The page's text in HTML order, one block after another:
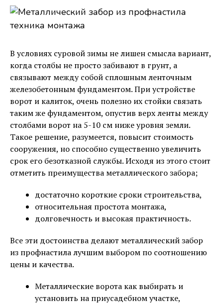
В условиях суровой зимы не лишен смысла вариант,
когда столбы не просто забивают в грунт, а
связывают между собой сплошным ленточным
железобетонным фундаментом. При устройстве
ворот и калиток, очень полезно их стойки связать
таким же фундаментом, опустив верх ленты между
столбами ворот на 5-10 см ниже уровня земли.
Такое решение, разумеется, повысит стоимость
сооружения, но способно существенно увеличить
срок его безотказной службы. Исходя из этого стоит
отметить преимущества металлического забора;
достаточно короткие сроки строительства,
относительная простота монтажа,
долговечность и высокая практичность.
Все эти достоинства делают металлический забор
из профнастила лучшим выбором по соотношению
цены и качества.
Металлические ворота как выбирать и
установить на приусадебном участке,